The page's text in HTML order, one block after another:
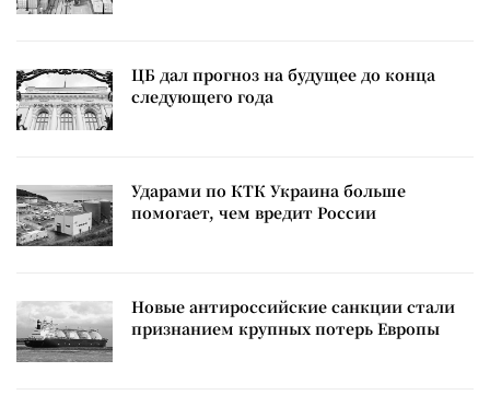
ЦБ дал прогноз на будущее до конца
следующего года
Ударами по КТК Украина больше
помогает, чем вредит России
Новые антироссийские санкции стали
признанием крупных потерь Европы